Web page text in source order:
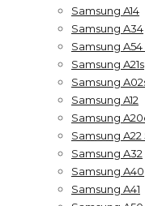
Samsung A14
Samsung A34
Samsung A54
Samsung A21s
Samsung
Samsung A12
Samsung
Samsung A22
Samsung A32
Samsung A40
Samsung A41